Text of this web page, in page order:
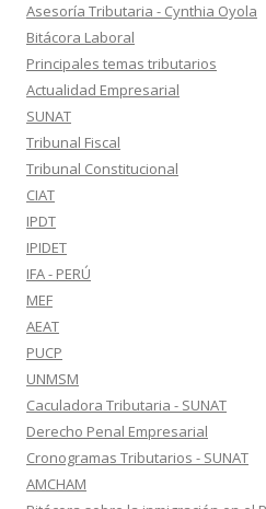
Asesoría Tributaria - Cynthia Oyola
Bitácora Laboral
Principales temas tributarios
Actualidad Empresarial
SUNAT
Tribunal Fiscal
Tribunal Constitucional
CIAT
IPDT
IPIDET
IFA - PERÚ
MEF
AEAT
PUCP
UNMSM
Caculadora Tributaria - SUNAT
Derecho Penal Empresarial
Cronogramas Tributarios - SUNAT
AMCHAM